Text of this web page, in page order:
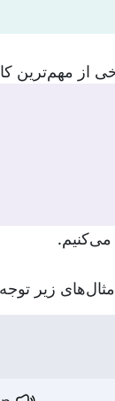
می‌کنیم.